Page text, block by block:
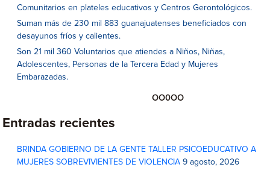
Comunitarios en plateles educativos y Centros Gerontológicos.
Suman más de 230 mil 883 guanajuatenses beneficiados con
desayunos fríos y calientes.
Son 21 mil 360 Voluntarios que atiendes a Niños, Niñas,
Adolescentes, Personas de la Tercera Edad y Mujeres
Embarazadas.
OO0OO
Entradas recientes
BRINDA GOBIERNO DE LA GENTE TALLER PSICOEDUCATIVO A
MUJERES SOBREVIVIENTES DE VIOLENCIA 9 agosto, 2026